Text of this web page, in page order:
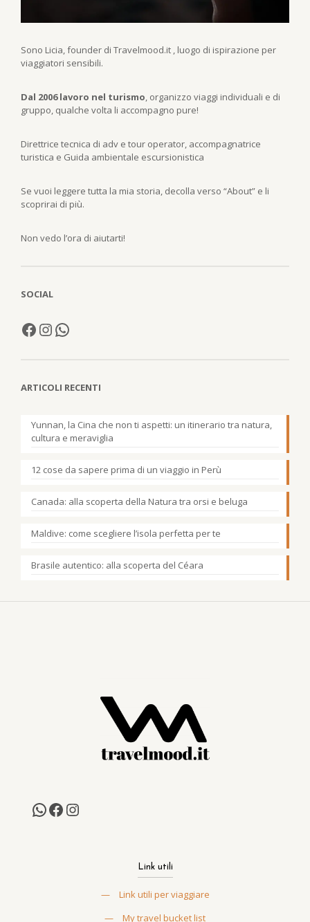
Sono Licia, founder di Travelmood.it , luogo di ispirazione per
viaggiatori sensibili.
Dal 2006 lavoro nel turismo, organizzo viaggi individuali e di
gruppo, qualche volta li accompagno pure!
Direttrice tecnica di adv e tour operator, accompagnatrice
turistica e Guida ambientale escursionistica
Se vuoi leggere tutta la mia storia, decolla verso “About” e li
scoprirai di più.
Non vedo l’ora di aiutarti!
SOCIAL
ARTICOLI RECENTI
Yunnan, la Cina che non ti aspetti: un itinerario tra natura,
cultura e meraviglia
12 cose da sapere prima di un viaggio in Perù
Canada: alla scoperta della Natura tra orsi e beluga
Maldive: come scegliere l’isola perfetta per te
Brasile autentico: alla scoperta del Céara
Link utili
—
Link utili per viaggiare
—
My travel bucket list